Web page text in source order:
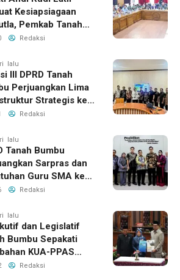
Kesiapsiagaan
Pemkab Tanah
Aktifkan Posko
Redaksi
lalu
III DPRD Tanah
Perjuangkan Lima
Strategis ke
XI Banjarmasin
Redaksi
lalu
Tanah Bumbu
Sarpras dan
Guru SMA ke
Kalsel
Redaksi
lalu
dan Legislatif
Bumbu Sepakati
KUA-PPAS
Perkuat Sinergi
Redaksi